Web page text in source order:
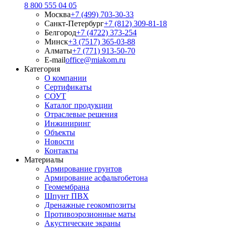
8 800 555 04 05
Москва+7 (499) 703-30-33
Санкт-Петербург+7 (812) 309-81-18
Белгород+7 (4722) 373-254
Минск+3 (7517) 365-03-88
Алматы+7 (771) 913-50-70
E-mailoffice@miakom.ru
Категория
О компании
Сертификаты
СОУТ
Каталог продукции
Отраслевые решения
Инжиниринг
Объекты
Новости
Контакты
Материалы
Армирование грунтов
Армирование асфальтобетона
Геомембрана
Шпунт ПВХ
Дренажные геокомпозиты
Противоэрозионные маты
Акустические экраны